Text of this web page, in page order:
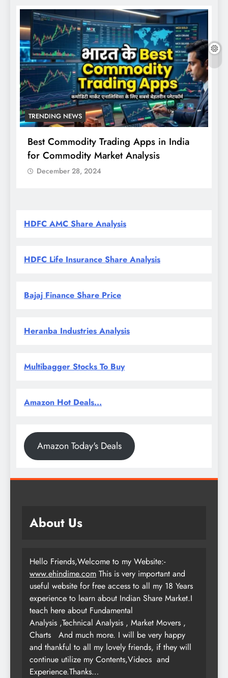
TRENDING NEWS
Best Commodity Trading Apps in India
for Commodity Market Analysis
December 28, 2024
HDFC AMC Share Analysis
HDFC Life Insurance Share Analysis
Bajaj Finance Share Price
Heranba Industries Analysis
Multibagger Stocks To Buy
Amazon Hot Deals...
Amazon Today's Deals
About Us
Hello Friends,Welcome to my Website:-
www.ehindime.com This is very important and
useful website for free access to all my 18 Years
experience to learn about Indian Share Market.I
teach here about Fundamental
Analysis ,Technical Analysis , Market Movers ,
Charts
And much more. I will be very happy
and thankful to all my lovely friends, if they will
continue utilize my Contents,Videos and
Experience.Thanks…